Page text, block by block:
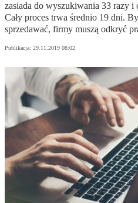
zasiada do wyszukiwania 33 razy i
Cały proces trwa średnio 19 dni.
sprzedawać, firmy muszą odkryć
Publikacja: 29.11.2019 08:02